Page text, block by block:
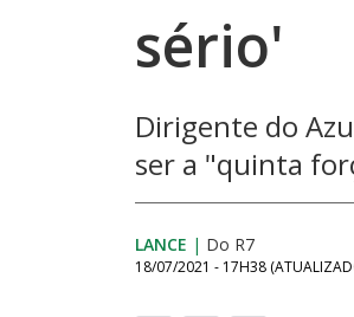
sério'
Dirigente do
ser a "quinta
LANCE | Do R7
18/07/2021 - 17H38